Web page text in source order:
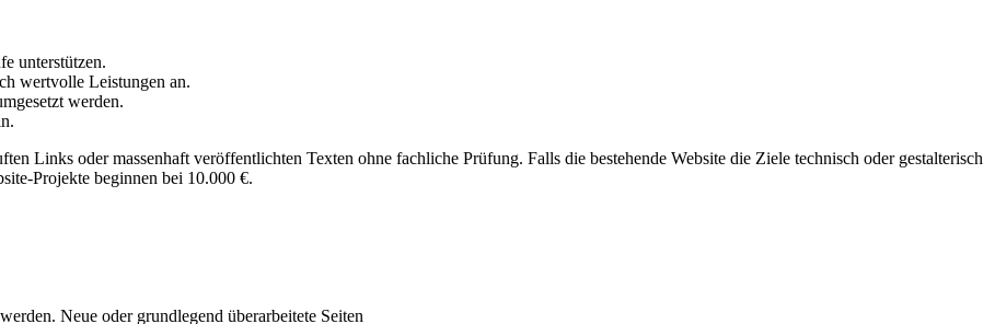
unterstützen.
wertvolle Leistungen an.
werden.
Links oder massenhaft veröffentlichten Texten ohne fachliche Prüfung. Falls die bestehende Website die Ziele technisch oder gestalterisch
Projekte beginnen bei 10.000 €.
Neue oder grundlegend überarbeitete Seiten